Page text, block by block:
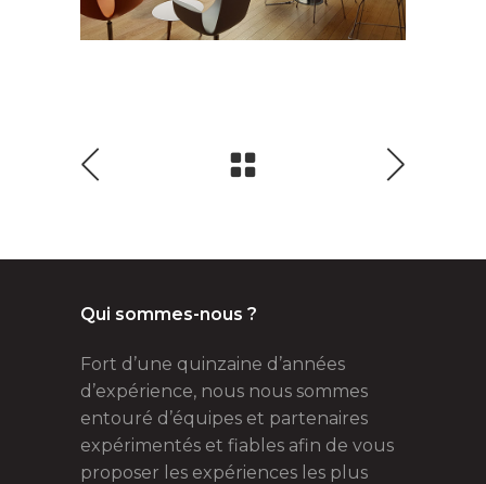
Qui sommes-nous ?
Fort d’une quinzaine d’années
d’expérience, nous nous sommes
entouré d’équipes et partenaires
expérimentés et fiables afin de vous
proposer les expériences les plus